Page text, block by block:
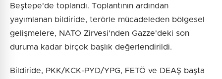
Beştepe'de toplandı. Toplantının ardından
yayımlanan bildiride, terörle mücadeleden bölgesel
gelişmelere, NATO Zirvesi'nden Gazze'deki son
duruma kadar birçok başlık değerlendirildi.
Bildiride, PKK/KCK-PYD/YPG, FETÖ ve DEAŞ başta